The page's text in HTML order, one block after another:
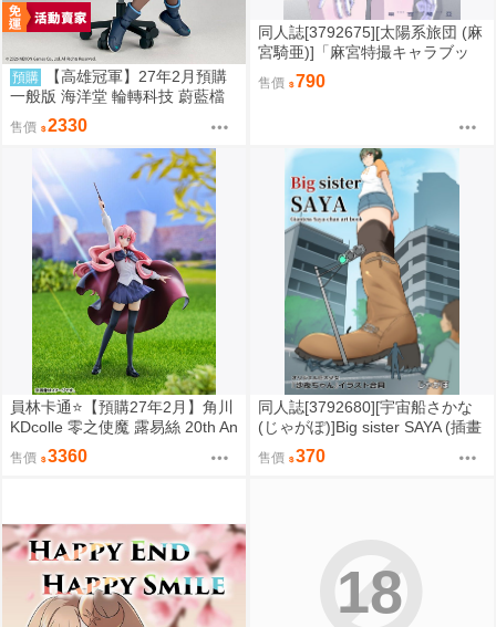
預購
【高雄冠軍】27年2月預購
一般版 海洋堂 輪轉科技 蔚藍檔
案 風倉萌 免訂金1007
售價 2330
同人誌[3792675][太陽系旅団 (麻
宮騎亜)]「麻宮特撮キャラブッ
ク 004「energy up 高嶺ラ
ン -from メガロマン-」 ( 特攝)
售價 790
員林卡通⭐️【預購27年2月】角川
KDcolle 零之使魔 露易絲 20th An
niversary 約23公分
售價 3360
同人誌[3792680][宇宙船さかな
(じゃがぽ)]Big sister SAYA (插畫
售價 370
18